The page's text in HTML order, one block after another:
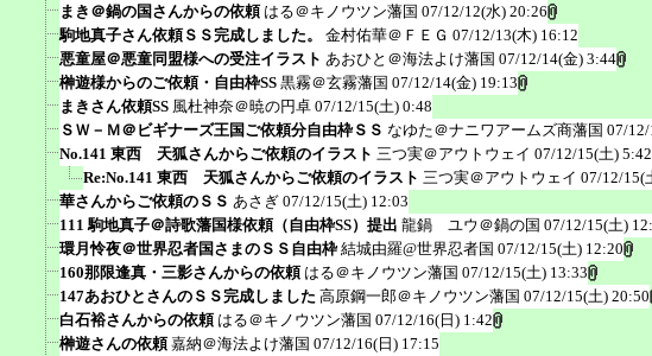
まき＠鍋の国さんからの依頼 はる＠キノウツン藩国 07/12/12(水) 20:26
駒地真子さん依頼ＳＳ完成しました。
金村佑華＠ＦＥＧ 07/12/13(木) 16:12
悪童屋＠悪童同盟様への受注イラスト あおひと＠海法よけ藩国 07/12/14(金) 3:44
榊遊様からのご依頼・自由枠SS 黒霧＠玄霧藩国 07/12/14(金) 19:13
まきさん依頼SS 風杜神奈＠暁の円卓 07/12/15(土) 0:48
ＳＷ－Ｍ＠ビギナーズ王国ご依頼分自由枠ＳＳ なゆた＠ナニワアームズ商藩国 07/12/
No.141 東西 天狐さんからご依頼のイラスト 三つ実＠アウトウェイ 07/12/15(土) 5:42
Re:No.141 東西 天狐さんからご依頼のイラスト 三つ実＠アウトウェイ 07/12/15(
華さんからご依頼のＳＳ あさぎ 07/12/15(土) 12:03
111 駒地真子＠詩歌藩国様依頼（自由枠SS）提出 龍鍋 ユウ＠鍋の国 07/12/15(土)
環月怜夜＠世界忍者国さまのＳＳ自由枠 結城由羅@世界忍者国 07/12/15(土) 12:20
160那限逢真・三影さんからの依頼 はる＠キノウツン藩国 07/12/15(土) 13:33
147あおひとさんのＳＳ完成しました 高原鋼一郎＠キノウツン藩国 07/12/15(土) 20:50
白石裕さんからの依頼 はる＠キノウツン藩国 07/12/16(日) 1:42
榊遊さんの依頼 嘉納＠海法よけ藩国 07/12/16(日) 17:15